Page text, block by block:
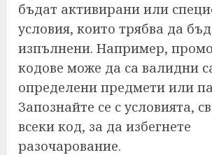
бъдат активирани или
условия, които трябва да
изпълнени. Например,
кодове може да са валидни
определени предмети или
Запознайте се с условията,
всеки код, за да избегнете
разочарование.